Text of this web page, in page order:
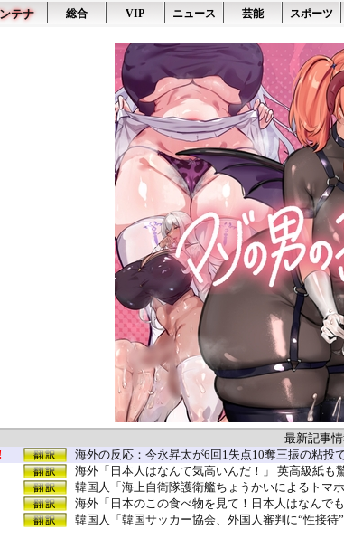
テナ 総合 VIP ニュース 芸能 スポーツ
最新記事
海外の反応：今永昇太が6回1失点10奪三振の粘投
海外「日本人はなんて気高いんだ！」 英高級紙も
韓国人「海上自衛隊護衛艦ちょうかいによるトマ
海外「日本のこの食べ物を見て！日本人はなんで
韓国人「韓国サッカー協会、外国人審判に“性接